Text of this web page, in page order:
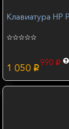
Клавиатура HP
1 050 p
990 p